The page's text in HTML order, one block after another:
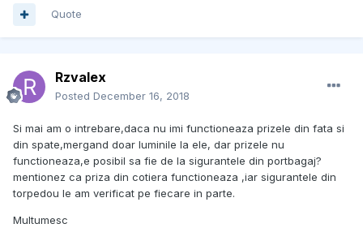
Quote
Rzvalex
Posted December 16, 2018
Si mai am o intrebare,daca nu imi functioneaza prizele din fata si
din spate,mergand doar luminile la ele, dar prizele nu
functioneaza,e posibil sa fie de la sigurantele din portbagaj?
mentionez ca priza din cotiera functioneaza ,iar sigurantele din
torpedou le am verificat pe fiecare in parte.
Multumesc